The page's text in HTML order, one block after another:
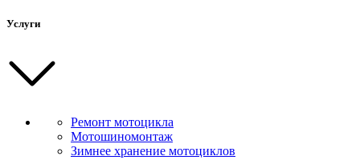
Услуги
Ремонт мотоцикла
Мотошиномонтаж
Зимнее хранение мотоциклов